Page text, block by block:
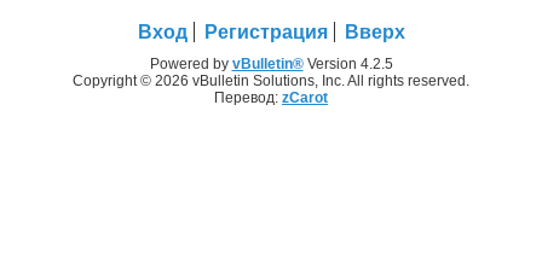
Вход Регистрация Вверх
Powered by vBulletin®Version 4.2.5
Copyright © 2026 vBulletin Solutions, Inc. All rights reserved.
Перевод: zCarot